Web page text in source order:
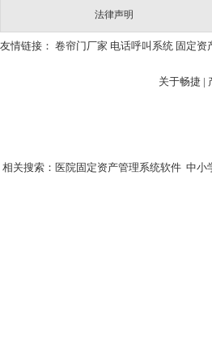
法律声明
友情链接： 卷帘门厂家 电话呼叫系统 固定资
关于畅捷 |
相关搜索： 医院固定资产管理系统软件 中小